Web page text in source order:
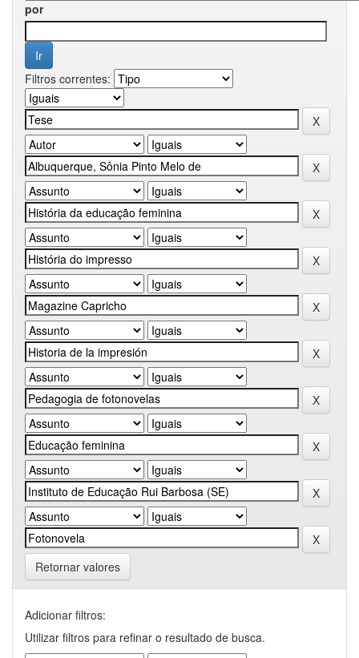
por
Filtros correntes:
Retornar valores
Adicionar filtros:
Utilizar filtros para refinar o resultado de busca.